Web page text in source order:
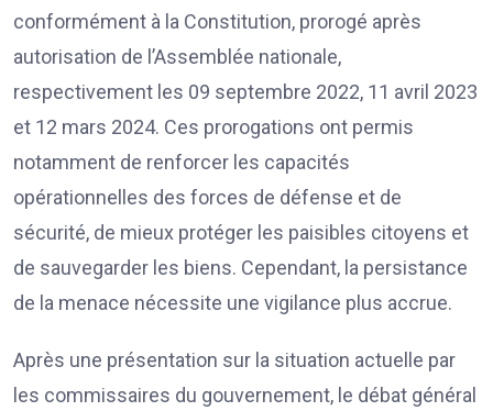
conformément à la Constitution, prorogé après
autorisation de l’Assemblée nationale,
respectivement les 09 septembre 2022, 11 avril 2023
et 12 mars 2024. Ces prorogations ont permis
notamment de renforcer les capacités
opérationnelles des forces de défense et de
sécurité, de mieux protéger les paisibles citoyens et
de sauvegarder les biens. Cependant, la persistance
de la menace nécessite une vigilance plus accrue.
Après une présentation sur la situation actuelle par
les commissaires du gouvernement, le débat général